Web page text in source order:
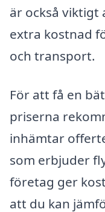
är också viktigt
extra kostnad
och transport.
För att få en
priserna
inhämtar
som erbjuder
företag ger
att du kan